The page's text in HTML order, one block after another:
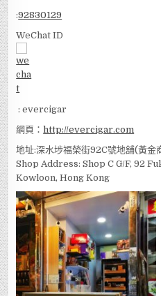
:92830129
WeChat ID
: evercigar
網頁：http://evercigar.com
地址:深水埗福榮街92C號地舖(黃
Shop Address: Shop C G/F, 92
Kowloon, Hong Kong